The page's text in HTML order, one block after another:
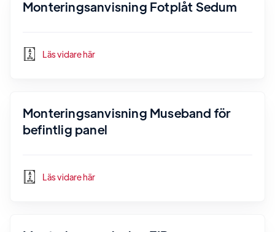
Monteringsanvisning Fotplåt Sedum
Läs vidare här
Monteringsanvisning Museband för
befintlig panel
Läs vidare här